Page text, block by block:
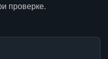
проверке.